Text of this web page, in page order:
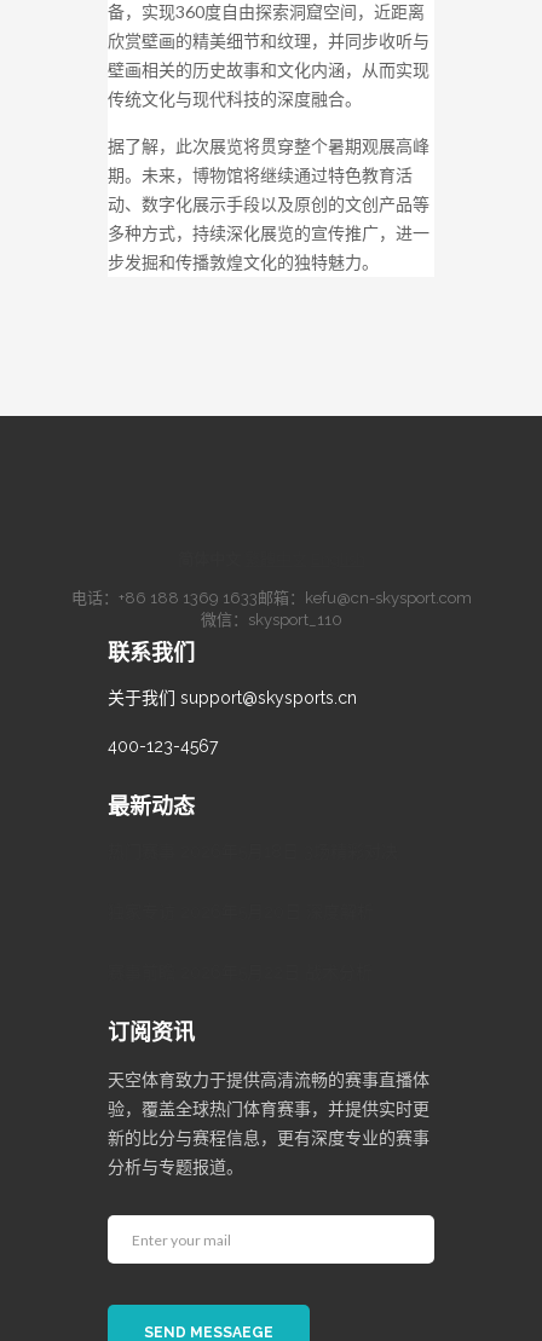
备，实现360度自由探索洞窟空间，近距离
欣赏壁画的精美细节和纹理，并同步收听与
壁画相关的历史故事和文化内涵，从而实现
传统文化与现代科技的深度融合。
据了解，此次展览将贯穿整个暑期观展高峰
期。未来，博物馆将继续通过特色教育活
动、数字化展示手段以及原创的文创产品等
多种方式，持续深化展览的宣传推广，进一
步发掘和传播敦煌文化的独特魅力。
电话： +86 188 1369 1633邮箱：
kefu@cn-skysport.com
微信：skysport_110
联系我们
关于我们 support@skysports.cn
400-123-4567
最新动态
订阅资讯
天空体育致力于提供高清流畅的赛事直播体
验，覆盖全球热门体育赛事，并提供实时更
新的比分与赛程信息，更有深度专业的赛事
分析与专题报道。
SEND MESSAEGE